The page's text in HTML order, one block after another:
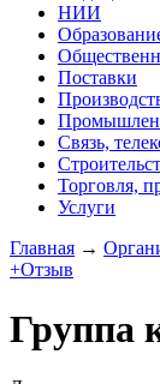
НИИ
Поставки
Связь,
Торговля,
Услуги
Главная →
+Отзыв
Группа